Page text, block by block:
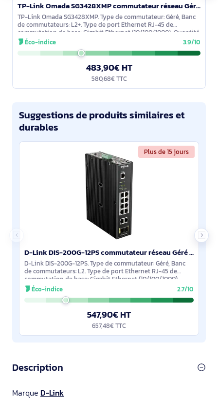
TP-Link Omada SG3428XMP commutateur réseau Géré L2+ Gigabit Ethernet (10/100/1000) Connexion Etherne
TP-Link Omada SG3428XMP. Type de commutateur: Géré, Banc
de commutateurs: L2+. Type de port Ethernet RJ-45 de
commutation de base: Gigabit Ethernet (10/100/1000), Quantité
de ports Ethernet RJ-45 de
Éco-indice 3.9/10
483,90€ HT
580,68€ TTC
Suggestions de produits similaires et
durables
Plus de 15 jours
D-Link DIS-200G-12PS commutateur réseau Géré L2 Gigabit Ethernet (10/100/1000) Connexion Ethernet, s
D-Link DIS-200G-12PS. Type de commutateur: Géré, Banc
de commutateurs: L2. Type de port Ethernet RJ-45 de
commutation de base: Gigabit Ethernet (10/100/1000),
Quantité de ports Ethernet RJ-45 de
Éco-indice 2.7/10
547,90€ HT
657,48€ TTC
Description
Marque D-Link